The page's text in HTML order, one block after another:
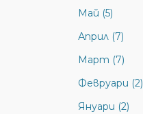
Май (5)
Април (7)
Март (7)
Февруари (2)
Януари (2)